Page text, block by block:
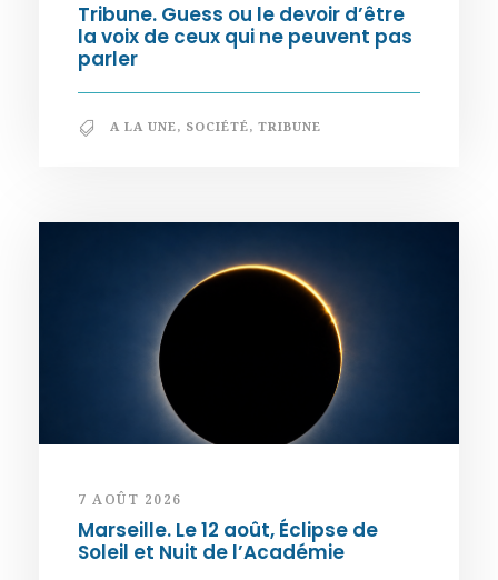
Tribune. Guess ou le devoir d’être
la voix de ceux qui ne peuvent pas
parler
A LA UNE, SOCIÉTÉ, TRIBUNE
7 AOÛT 2026
Marseille. Le 12 août, Éclipse de
Soleil et Nuit de l’Académie